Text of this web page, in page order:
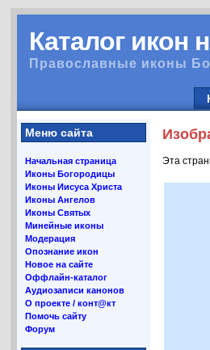
Каталог икон
Православные иконы
Меню сайта
Начальная страница
Иконы Богородицы
Иконы Иисуса Христа
Иконы Ангелов
Иконы Святых
Минейные иконы
Модерация
Опознание икон
Новое на сайте
Оффлайн-каталог
Аудиозаписи канонов
О проекте / конт@кт
Помочь сайту
Форум
Эта